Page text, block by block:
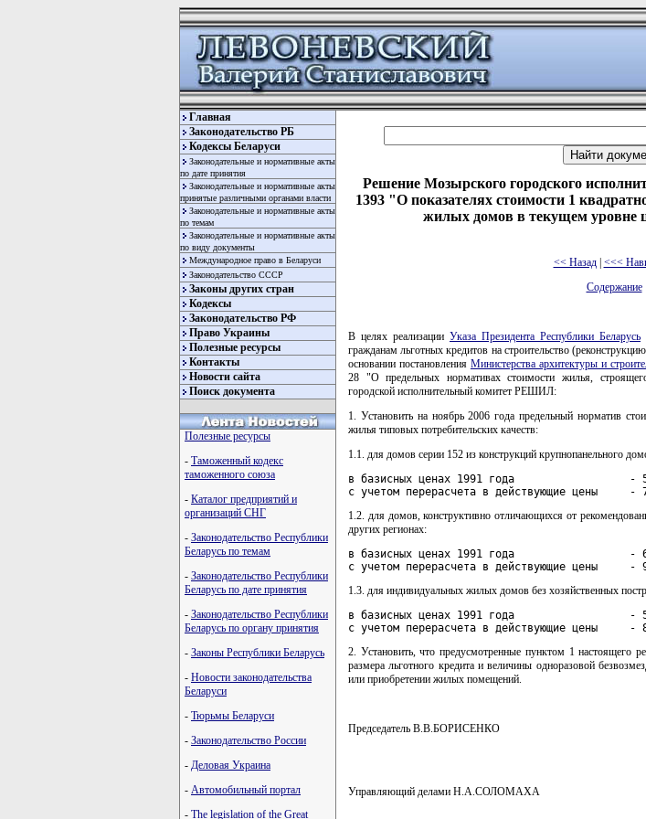
Главная
Законодательство РБ
Кодексы Беларуси
Законодательные и нормативные акты
по дате принятия
Законодательные и нормативные акты
принятые различными органами власти
Законодательные и нормативные акты
по темам
Законодательные и нормативные акты
по виду документы
Международное право в Беларуси
Законодательство СССР
Законы других стран
Кодексы
Законодательство РФ
Право Украины
Полезные ресурсы
Контакты
Новости сайта
Поиск документа
Полезные ресурсы
- Таможенный кодекс
таможенного союза
- Каталог предприятий и
организаций СНГ
- Законодательство Республики
Беларусь по темам
- Законодательство Республики
Беларусь по дате принятия
- Законодательство Республики
Беларусь по органу принятия
- Законы Республики Беларусь
- Новости законодательства
Беларуси
- Тюрьмы Беларуси
- Законодательство России
- Деловая Украина
- Автомобильный портал
- The legislation of the Great
Решение Мозырского городского
1393 "О показателях стоимости 1
жилых домов в текущем уровне
<< Назад| <<<
Содержание
В целях реализации Указа Президента Республики Беларусь
гражданам льготных кредитов на строительство
основании постановления Министерства архитектуры и
28 "О предельных нормативах стоимости жилья,
городской исполнительный комитет РЕШИЛ:
1. Установить на ноябрь 2006 года предельный норматив
жилья типовых потребительских качеств:
1.1. для домов серии 152 из конструкций крупнопанельного
в базисных ценах 1991 года                  -
с учетом перерасчета в действующие цены     -
1.2. для домов, конструктивно отличающихся от
других регионах:
в базисных ценах 1991 года                  -
с учетом перерасчета в действующие цены     -
1.3. для индивидуальных жилых домов без хозяйственных
в базисных ценах 1991 года                  -
с учетом перерасчета в действующие цены     -
2. Установить, что предусмотренные пунктом 1 настоящего
размера льготного кредита и величины одноразовой
или приобретении жилых помещений.
Председатель В.В.БОРИСЕНКО
Управляющий делами Н.А.СОЛОМАХА